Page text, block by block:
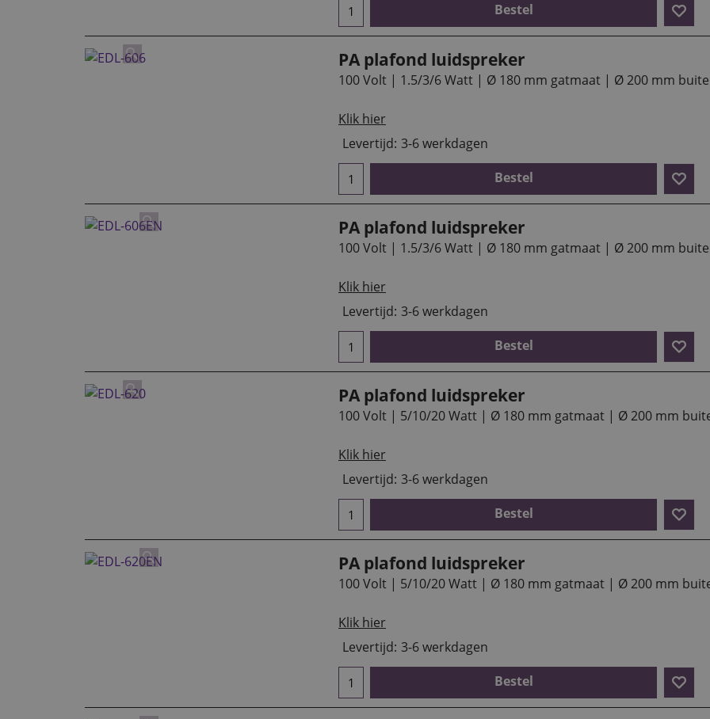
Bestel
PA plafond luidspreker
100 Volt | 1.5/3/6 Watt | Ø 180 mm gatmaat | Ø 200 mm
Klik hier
Levertijd: 3-6 werkdagen
Bestel
PA plafond luidspreker
100 Volt | 1.5/3/6 Watt | Ø 180 mm gatmaat | Ø 200 mm
Klik hier
Levertijd: 3-6 werkdagen
Bestel
PA plafond luidspreker
100 Volt | 5/10/20 Watt | Ø 180 mm gatmaat | Ø 200 mm
Klik hier
Levertijd: 3-6 werkdagen
Bestel
PA plafond luidspreker
100 Volt | 5/10/20 Watt | Ø 180 mm gatmaat | Ø 200 mm
Klik hier
Levertijd: 3-6 werkdagen
Bestel